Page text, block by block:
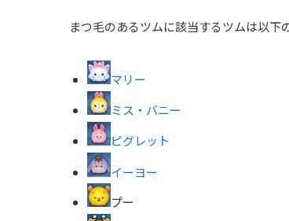
まつ毛のあるツムに該当するツムは以下
マリー
ミス・バニー
ピグレット
イーヨー
プー